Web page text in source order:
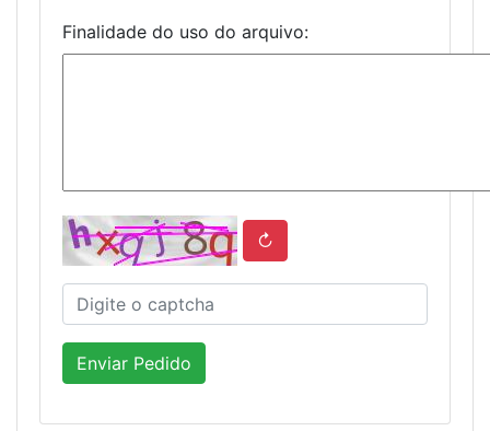
Finalidade do uso do arquivo:
↻
Enviar Pedido